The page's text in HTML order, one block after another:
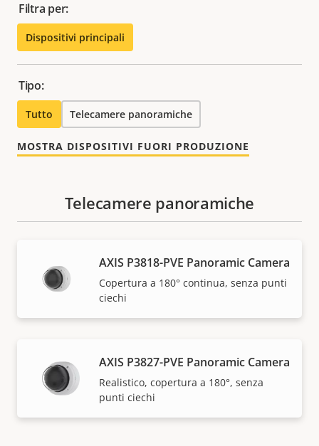
Filtra per:
Dispositivi principali
Tipo:
Tutto Telecamere panoramiche
MOSTRA DISPOSITIVI FUORI PRODUZIONE
Telecamere panoramiche
AXIS P3818-PVE Panoramic Camera
Copertura a 180° continua, senza punti
ciechi
AXIS P3827-PVE Panoramic Camera
Realistico, copertura a 180°, senza
punti ciechi